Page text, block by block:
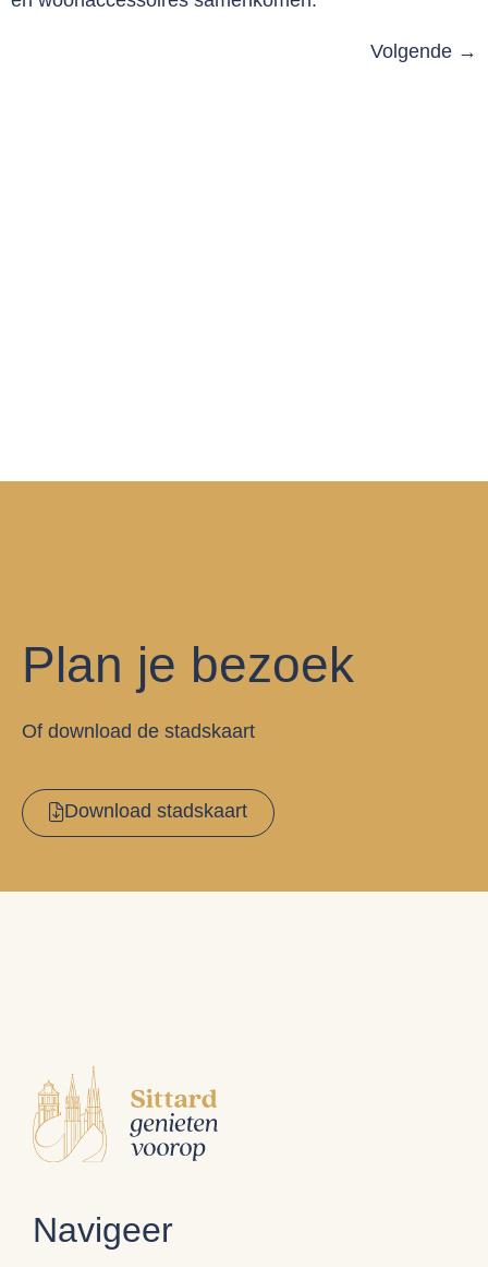
Volgende →
Plan je bezoek
Of download de stadskaart
Download stadskaart
Navigeer